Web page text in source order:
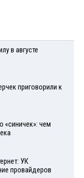
в августе
приговорили к
«синичек»: чем
УК
провайдеров